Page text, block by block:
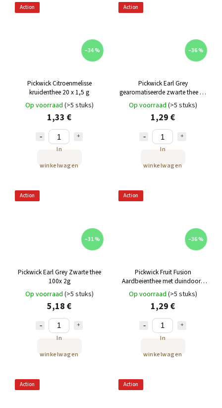
Action
–34 %
Pickwick Citroenmelisse
kruidenthee 20 x 1,5 g
Op voorraad (>5 stuks)
1,33 €
In
winkelwagen
Action
–36 %
Pickwick Earl Grey
gearomatiseerde zwarte thee 20
x 2g (40g)
Op voorraad (>5 stuks)
1,29 €
In
winkelwagen
Action
–31 %
Pickwick Earl Grey Zwarte thee
100x 2g
Op voorraad (>5 stuks)
5,18 €
In
winkelwagen
Action
–36 %
Pickwick Fruit Fusion
Aardbeienthee met duindoorn
20x 1,75g
Op voorraad (>5 stuks)
1,29 €
In
winkelwagen
Action Action